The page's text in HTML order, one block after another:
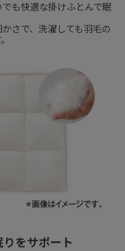
も快適な掛けふとんで眠
さで、洗濯しても羽毛の
をサポート